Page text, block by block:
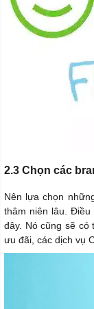
2.3 Chọn các
Nên lựa chọn
thâm niên lâu.
đây. Nó cũng sẽ
ưu đãi, các dịch vụ